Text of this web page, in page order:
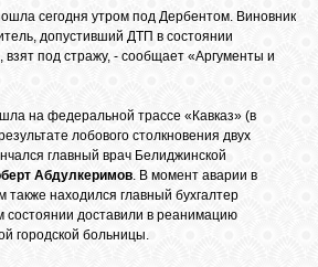
сегодня утром под Дербентом. Виновник
допустивший ДТП в состоянии
взят под стражу, - сообщает «Аргументы и
на федеральной трассе «Кавказ» (в
лобового столкновения двух
главный врач Белиджинской
Абдулкеримов. В момент аварии в
также находился главный бухгалтер
состоянии доставили в реанимацию
городской больницы.